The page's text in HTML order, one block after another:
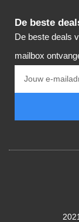
De beste
De beste deals
mailbox